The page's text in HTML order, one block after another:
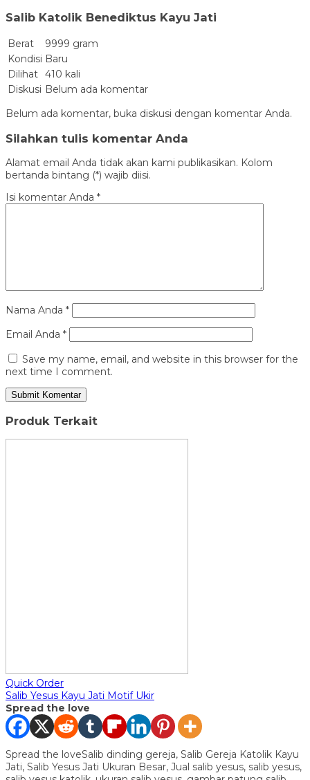
Salib Katolik Benediktus Kayu Jati
Berat
9999 gram
Kondisi Baru
Dilihat 410 kali
Diskusi Belum ada komentar
Belum ada komentar, buka diskusi dengan komentar Anda.
Silahkan tulis komentar Anda
Alamat email Anda tidak akan kami publikasikan. Kolom
bertanda bintang (*) wajib diisi.
Isi komentar Anda *
Nama Anda *
Email Anda *
Save my name, email, and website in this browser for the
next time I comment.
Produk Terkait
Quick Order
Salib Yesus Kayu Jati Motif Ukir
Spread the love
Spread the loveSalib dinding gereja, Salib Gereja Katolik Kayu
Jati, Salib Yesus Jati Ukuran Besar, Jual salib yesus, salib yesus,